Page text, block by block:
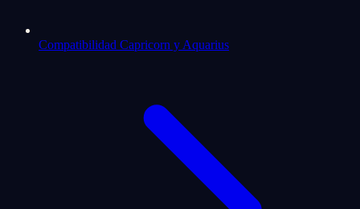
Compatibilidad Capricorn y Aquarius